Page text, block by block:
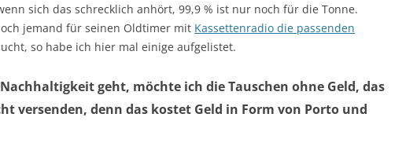
sich das schrecklich anhört, 99,9 % ist nur noch für die Tonne.
jemand für seinen Oldtimer mit Kassettenradio die passenden
so habe ich hier mal einige aufgelistet.
geht, möchte ich die Tauschen ohne Geld, das
versenden, denn das kostet Geld in Form von Porto und